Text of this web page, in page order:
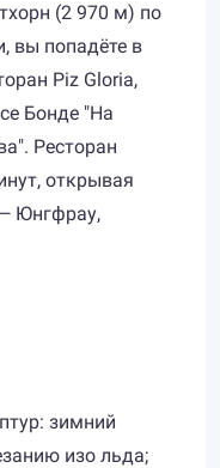
(2 970 м) по
вы попадёте в
Piz Gloria,
Бонде "На
Ресторан
открывая
Юнгфрау,
зимний
изо льда;